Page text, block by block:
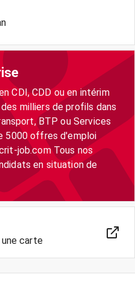
CDI, CDD ou en intérim
milliers de profils dans
BTP ou Services
5000 offres d'emploi
job.com Tous nos
en situation de
carte